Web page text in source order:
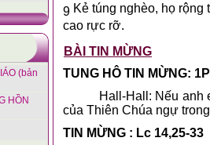
(bản
HỒN
9 Kẻ túng nghèo, họ
cao rực rỡ.
BÀI TIN MỪNG
TUNG HÔ TIN MỪNG:
Hall-Hall: Nếu anh em
của Thiên Chúa ngự
TIN MỪNG : Lc 14,25-33